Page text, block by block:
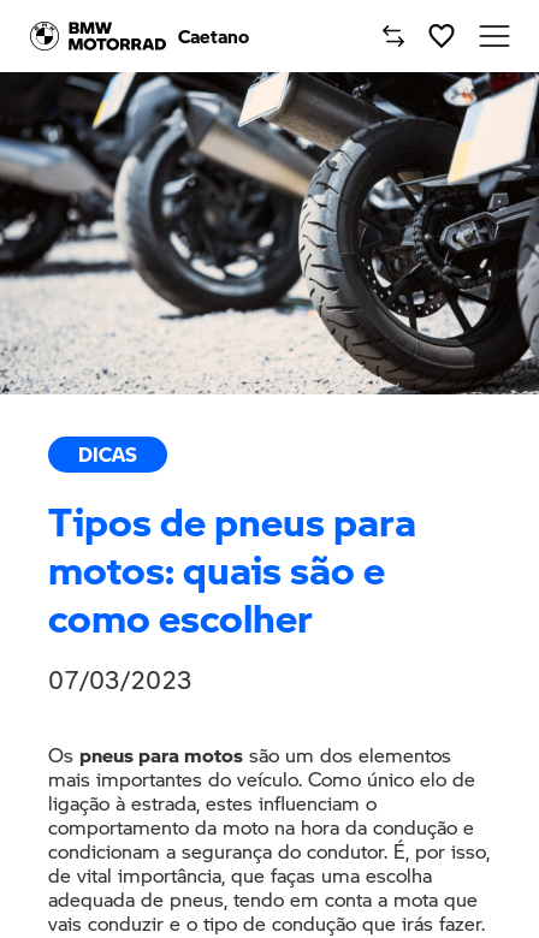
Caetano
Caetano
Comprar Moto BMW
Motos BMW
Campanhas
Oficinas
DICAS
Tipos de pneus para
motos: quais são e
como escolher
07/03/2023
Os pneus para motos são um dos elementos
mais importantes do veículo. Como único elo de
ligação à estrada, estes influenciam o
comportamento da moto na hora da condução e
condicionam a segurança do condutor. É, por isso,
de vital importância, que faças uma escolha
adequada de pneus, tendo em conta a mota que
vais conduzir e o tipo de condução que irás fazer.